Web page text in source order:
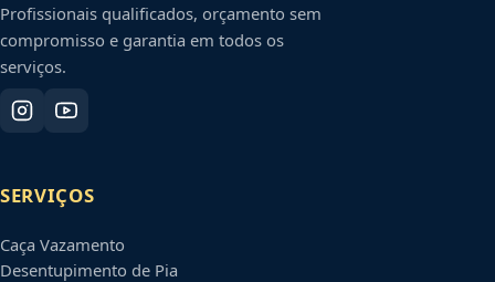
Profissionais qualificados, orçamento sem
compromisso e garantia em todos os
serviços.
SERVIÇOS
Caça Vazamento
Desentupimento de Pia